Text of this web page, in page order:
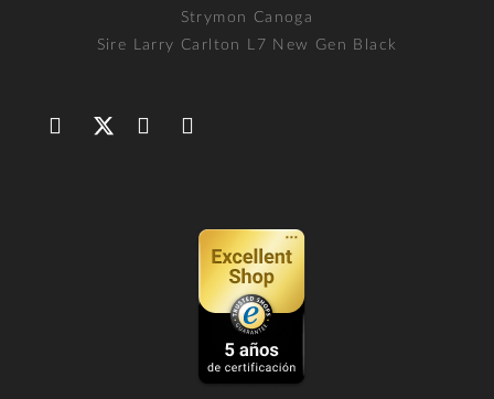
Strymon Canoga
Sire Larry Carlton L7 New Gen Black